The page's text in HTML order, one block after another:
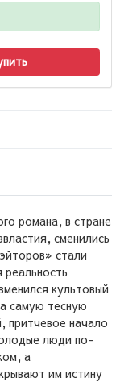
романа, в стране
сменились
стали
культовый
самую тесную
притчевое начало
люди по-
а
им истину